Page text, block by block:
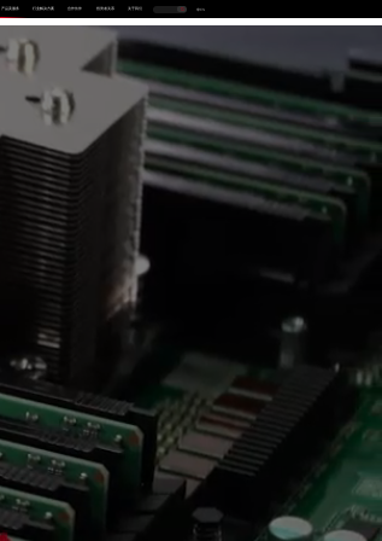
产品及服务 行业解决方案 合作伙伴 投资者关系 关于我们 中EN